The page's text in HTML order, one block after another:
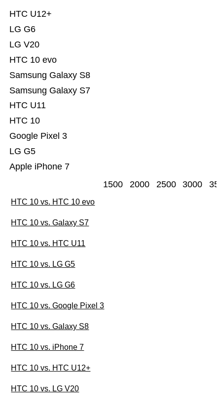
Apple iPhone 7
LG G5
Google Pixel 3
HTC 10
HTC U11
Samsung Galaxy S7
Samsung Galaxy S8
HTC 10 evo
LG V20
LG G6
HTC U12+
1500 2000 2500 3000
HTC 10 vs. HTC 10 evo
HTC 10 vs. Galaxy S7
HTC 10 vs. HTC U11
HTC 10 vs. LG G5
HTC 10 vs. LG G6
HTC 10 vs. Google Pixel 3
HTC 10 vs. Galaxy S8
HTC 10 vs. iPhone 7
HTC 10 vs. HTC U12+
HTC 10 vs. LG V20